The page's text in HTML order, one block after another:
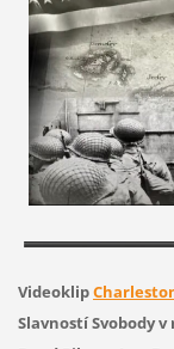
Videoklip
Slavností Svobody v